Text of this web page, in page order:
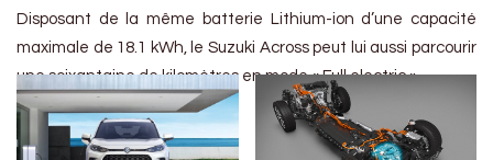
Disposant de la même batterie Lithium-ion d’une capacité
maximale de 18.1 kWh, le Suzuki Across peut lui aussi parcourir
une soixantaine de kilomètres en mode « Full electric ».